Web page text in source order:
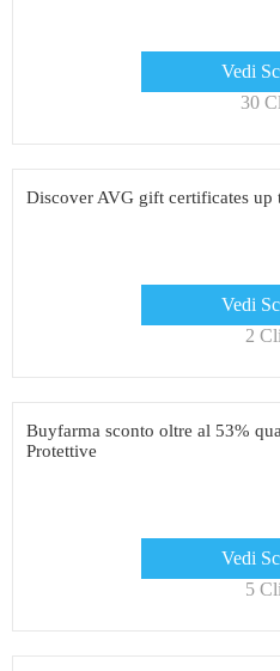
Vedi
30
Discover AVG gift certificates up
Vedi
2
Buyfarma sconto oltre al 53%
Protettive
Vedi
5